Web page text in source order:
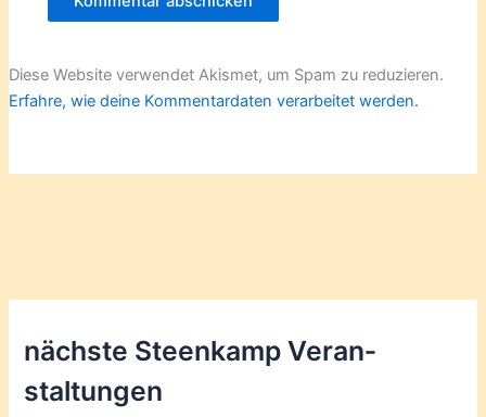
Diese Website verwendet Akismet, um Spam zu reduzieren.
Erfahre, wie deine Kommentardaten verarbeitet werden.
nächste Steenkamp Veran­
staltungen